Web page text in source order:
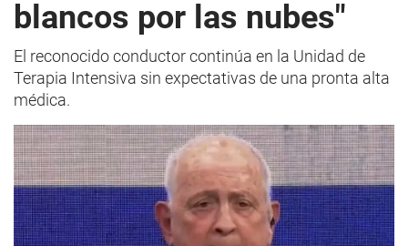
blancos por las nubes"
El reconocido conductor continúa en la Unidad de
Terapia Intensiva sin expectativas de una pronta alta
médica.